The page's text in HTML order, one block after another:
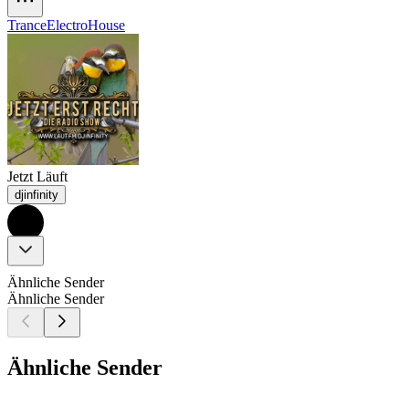
TranceElectroHouse
Jetzt Läuft
djinfinity
Ähnliche Sender
Ähnliche Sender
Ähnliche Sender